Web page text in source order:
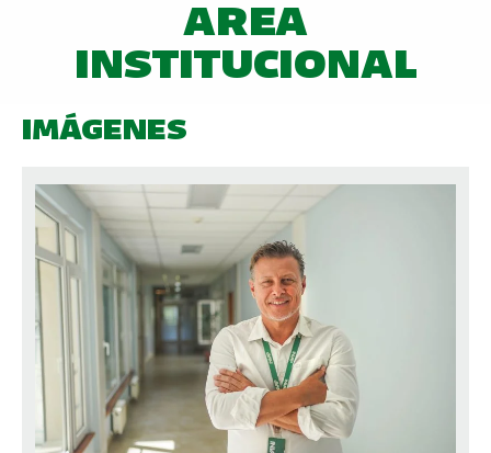
AREA
INSTITUCIONAL
IMÁGENES